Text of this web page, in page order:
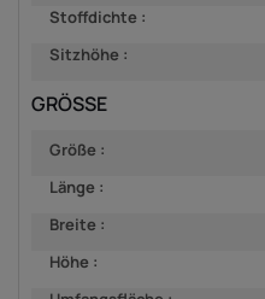
Stoffdichte :
Sitzhöhe :
GRÖSSE
Größe :
Länge :
Breite :
Höhe :